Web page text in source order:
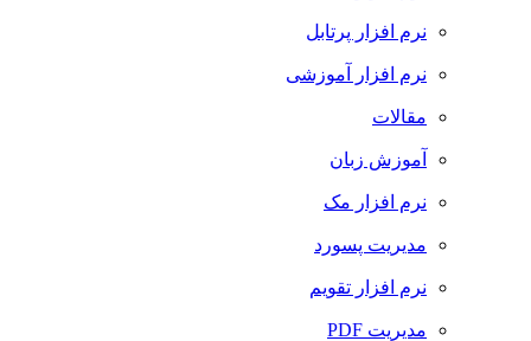
نرم افزار پرتابل
نرم افزار آموزشی
مقالات
آموزش زبان
نرم افزار مک
مدیریت پسورد
نرم افزار تقویم
مدیریت PDF